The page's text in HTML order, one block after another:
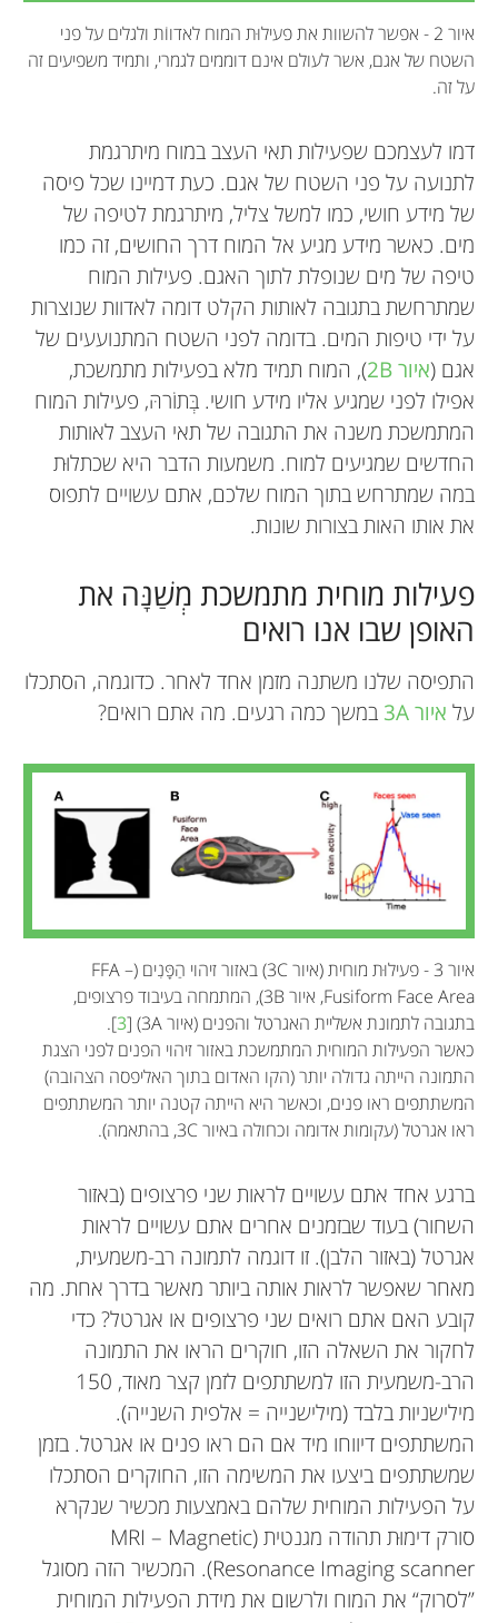
איור 2 - אפשר להשוות את פעילוּת המוח לאדווֹת ולגלים על פני
השטח של אגם, אשר לעולם אינם דוממים לגמרי, ותמיד משפיעים זה
על זה.
דמו לעצמכם שפעילות תאי העצב במוח מיתרגמת
לתנועה על פני השטח של אגם. כעת דמיינו שכל פיסה
של מידע חושי, כמו למשל צליל, מיתרגמת לטיפה של
מים. כאשר מידע מגיע אל המוח דרך החושים, זה כמו
טיפה של מים שנופלת לתוך האגם. פעילות המוח
שמתרחשת בתגובה לאותות הקלט דומה לאדוות שנוצרות
על ידי טיפות המים. בדומה לפני השטח המתנועעים של
אגם (איור 2B
), המוח תמיד מלא בפעילות מתמשכת,
אפילו לפני שמגיע אליו מידע חושי. בְּתוֹרהּ, פעילות המוח
המתמשכת משנה את התגובה של תאי העצב לאותות
החדשים שמגיעים למוח. משמעות הדבר היא שכתלוּת
במה שמתרחש בתוך המוח שלכם, אתם עשויים לתפוס
את אותו האות בצורות שונות.
פעילות מוחית מתמשכת מְשַׁנָּה את
האופן שבו אנו רואים
התפיסה שלנו משתנה מזמן אחד לאחר. כדוגמה, הסתכלו
על איור 3A במשך כמה רגעים. מה אתם רואים?
איור 3 - פעילוּת מוחית (איור 3C) באזור זיהוי הַפָּנִים (FFA –
Fusiform Face Area, איור 3B), המתמחה בעיבוד פרצופים,
בתגובה לתמונת אשליית האגרטל והפנים (3A איור) [
3
].
כאשר הפעילות המוחית המתמשכת באזור זיהוי הפנים לפני הצגת
התמונה הייתה גדולה יותר (הקו האדום בתוך האליפסה הצהובה)
המשתתפים ראו פנים, וכאשר היא הייתה קטנה יותר המשתתפים
ראו אגרטל (עקומות אדומה וכחולה באיור 3C, בהתאמה).
ברגע אחד אתם עשויים לראות שני פרצופים (באזור
השחור) בעוד שבזמנים אחרים אתם עשויים לראות
אגרטל (באזור הלבן). זו דוגמה לתמונה רב-משמעית,
מאחר שאפשר לראות אותה ביותר מאשר בדרך אחת. מה
קובע האם אתם רואים שני פרצופים או אגרטל? כדי
לחקור את השאלה הזו, חוקרים הראו את התמונה
הרב-משמעית הזו למשתתפים לזמן קצר מאוד, 150
מילישניות בלבד (מילישנייה = אלפית השנייה).
המשתתפים דיווחו מיד אם הם ראו פנים או אגרטל. בזמן
שמשתתפים ביצעו את המשימה הזו, החוקרים הסתכלו
על הפעילות המוחית שלהם באמצעות מכשיר שנקרא
סורק דימוּת תהודה מגנטית (MRI – Magnetic
Resonance Imaging scanner). המכשיר הזה מסוגל
”לסרוק“ את המוח ולרשום את מידת הפעילות המוחית